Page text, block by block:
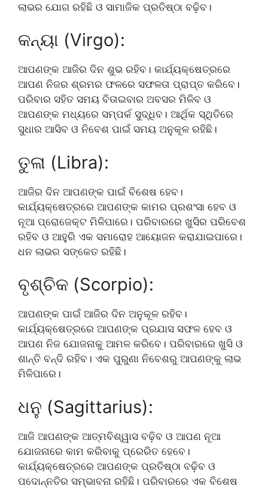
ଲାଭର ଯୋଗ ରହିଛି ଓ ସାମାଜିକ ପ୍ରତିଷ୍ଠା ବଢ଼ିବ।
କନ୍ୟା (Virgo):
ଆପଣଙ୍କ ଆଜିର ଦିନ ଶୁଭ ରହିବ। କାର୍ଯ୍ୟକ୍ଷେତ୍ରରେ
ଆପଣ ନିଜର ଶ୍ରମର ଫଳରେ ସଫଳତା ପ୍ରାପ୍ତ କରିବେ।
ପରିବାର ସହିତ ସମୟ ବିତାଇବାର ଅବସର ମିଳିବ ଓ
ଆପଣଙ୍କ ମଧ୍ୟରେ ସମ୍ପର୍କ ସୁଦ୍ଧିବ। ଆର୍ଥିକ ସ୍ଥିତିରେ
ସୁଧାର ଆସିବ ଓ ନିବେଶ ପାଇଁ ସମୟ ଅନୁକୂଳ ରହିଛି।
ତୁଳା (Libra):
ଆଜିର ଦିନ ଆପଣଙ୍କ ପାଇଁ ବିଶେଷ ହେବ।
କାର୍ଯ୍ୟକ୍ଷେତ୍ରରେ ଆପଣଙ୍କ କାମର ପ୍ରଶଂସା ହେବ ଓ
ନୂଆ ପ୍ରୋଜେକ୍ଟ ମିଳିପାରେ। ପରିବାରରେ ଖୁସିର ପରିବେଶ
ରହିବ ଓ ଆହୁରି ଏକ ସମାରୋହ ଆୟୋଜନ କରାଯାଇପାରେ।
ଧନ ଲାଭର ସଙ୍କେତ ରହିଛି।
ବୃଶ୍ଚିକ (Scorpio):
ଆପଣଙ୍କ ପାଇଁ ଆଜିର ଦିନ ଅନୁକୂଳ ରହିବ।
କାର୍ଯ୍ୟକ୍ଷେତ୍ରରେ ଆପଣଙ୍କ ପ୍ରଯାସ ସଫଳ ହେବ ଓ
ଆପଣ ନିଜ ଯୋଜନାକୁ ଆମଳ କରିବେ। ପରିବାରରେ ଖୁସି ଓ
ଶାନ୍ତି ବନ୍ଦି ରହିବ। ଏକ ପୁରୁଣା ନିବେଶରୁ ଆପଣଙ୍କୁ ଲାଭ
ମିଳିପାରେ।
ଧନୁ (Sagittarius):
ଆଜି ଆପଣଙ୍କ ଆତ୍ମବିଶ୍ୱାସ ବଢ଼ିବ ଓ ଆପଣ ନୂଆ
ଯୋଜନାରେ କାମ କରିବାକୁ ପ୍ରେରିତ ହେବେ।
କାର୍ଯ୍ୟକ୍ଷେତ୍ରରେ ଆପଣଙ୍କ ପ୍ରତିଷ୍ଠା ବଢ଼ିବ ଓ
ପଦୋନ୍ନତିର ସମ୍ଭାବନା ରହିଛି। ପରିବାରରେ ଏକ ବିଶେଷ